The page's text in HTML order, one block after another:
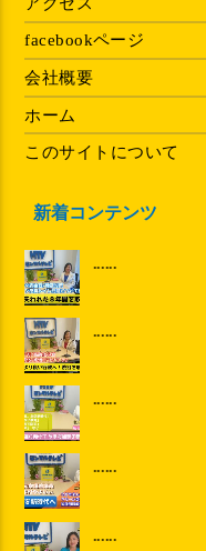
facebookページ
会社概要
ホーム
このサイトについて
新着コンテンツ
......
......
......
......
......